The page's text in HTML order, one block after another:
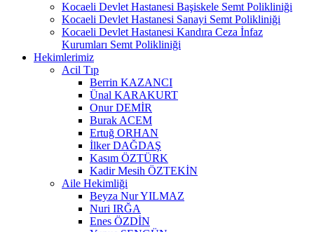
Kocaeli Devlet Hastanesi Başiskele Semt Polikliniği
Kocaeli Devlet Hastanesi Sanayi Semt Polikliniği
Kocaeli Devlet Hastanesi Kandıra Ceza İnfaz
Kurumları Semt Polikliniği
Hekimlerimiz
Acil Tıp
Berrin KAZANCI
Ünal KARAKURT
Onur DEMİR
Burak ACEM
Ertuğ ORHAN
İlker DAĞDAŞ
Kasım ÖZTÜRK
Kadir Mesih ÖZTEKİN
Aile Hekimliği
Beyza Nur YILMAZ
Nuri IRĞA
Enes ÖZDİN